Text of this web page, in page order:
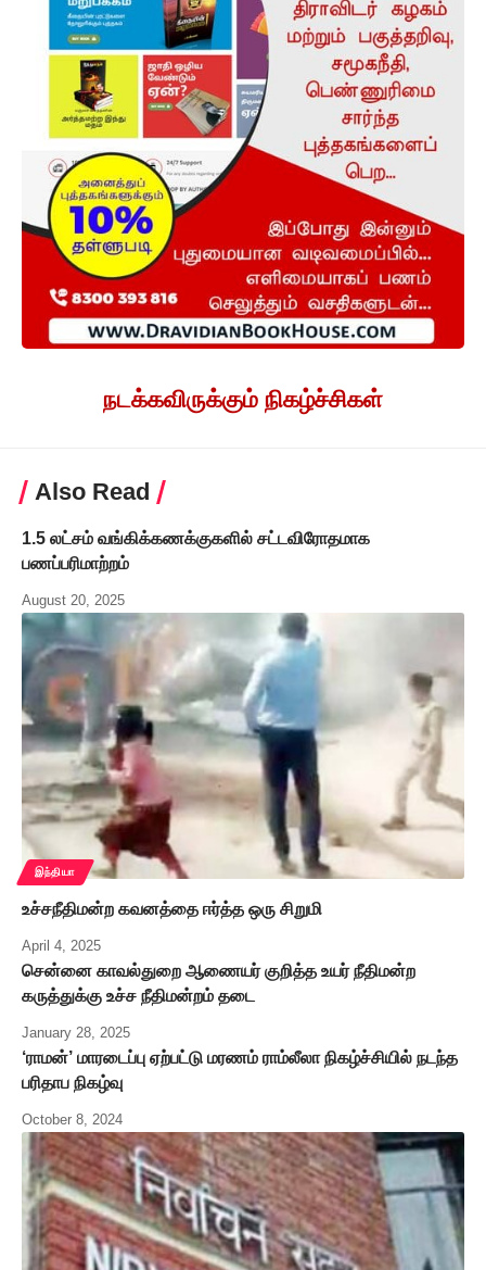
நடக்கவிருக்கும் நிகழ்ச்சிகள்
Also Read
1.5 லட்சம் வங்கிக்கணக்குகளில் சட்டவிரோதமாக
பணப்பரிமாற்றம்
August 20, 2025
இந்தியா
உச்சநீதிமன்ற கவனத்தை ஈர்த்த ஒரு சிறுமி
April 4, 2025
சென்னை காவல்துறை ஆணையர் குறித்த உயர் நீதிமன்ற
கருத்துக்கு உச்ச நீதிமன்றம் தடை
January 28, 2025
‘ராமன்’ மாரடைப்பு ஏற்பட்டு மரணம் ராம்லீலா நிகழ்ச்சியில் நடந்த
பரிதாப நிகழ்வு
October 8, 2024